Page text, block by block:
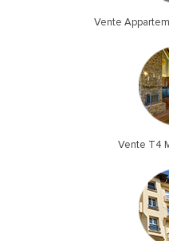
Vente
Vente T4